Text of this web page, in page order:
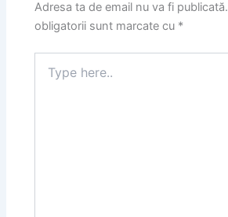
Adresa ta de email nu va fi publicată.
obligatorii sunt marcate cu *
here..